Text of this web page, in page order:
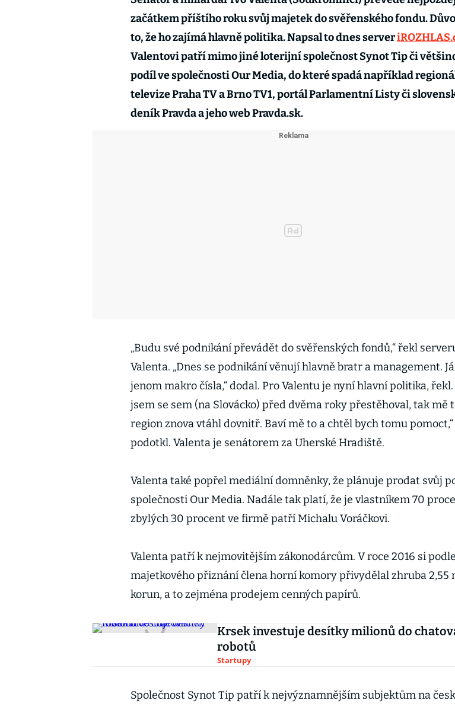
začátkem příštího roku svůj majetek do svěřenského fondu.
to, že ho zajímá hlavně politika. Napsal to dnes server
Valentovi patří mimo jiné loterijní společnost Synot Tip či
podíl ve společnosti Our Media, do které spadá například
televize Praha TV a Brno TV1, portál Parlamentní Listy či
deník Pravda a jeho web Pravda.sk.
„Budu své podnikání převádět do svěřenských fondů,“ řekl
Valenta. „Dnes se podnikání věnují hlavně bratr a management.
jenom makro čísla,“ dodal. Pro Valentu je nyní hlavní politika, řekl.
jsem se sem (na Slovácko) před dvěma roky přestěhoval, tak mě
region znova vtáhl dovnitř. Baví mě to a chtěl bych tomu pomoct,“
podotkl. Valenta je senátorem za Uherské Hradiště.
Valenta také popřel mediální domněnky, že plánuje prodat svůj
společnosti Our Media. Nadále tak platí, že je vlastníkem 70
zbylých 30 procent ve firmě patří Michalu Voráčkovi.
Valenta patří k nejmovitějším zákonodárcům. V roce 2016 si podle
majetkového přiznání člena horní komory přivydělal zhruba 2,55
korun, a to zejména prodejem cenných papírů.
Krsek investuje desítky milionů do
robotů
Startupy
Společnost Synot Tip patří k nejvýznamnějším subjektům na